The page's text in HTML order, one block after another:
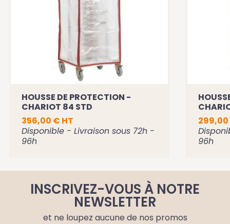
HOUSSE DE PROTECTION -
CHARIOT 84 STD
356,00 € HT
Disponible - Livraison sous 72h -
96h
299,00
96h
INSCRIVEZ-VOUS À NOTRE
NEWSLETTER
et ne loupez aucune de nos promos